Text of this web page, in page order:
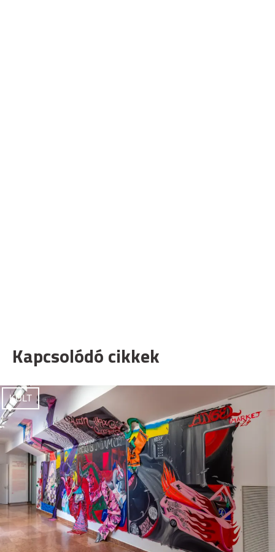
Kapcsolódó cikkek
KULT